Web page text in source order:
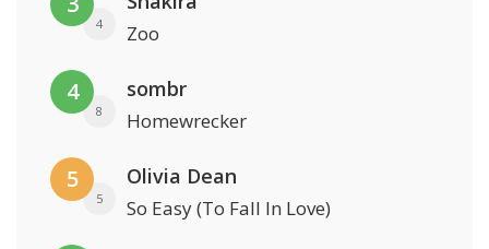
4 Zoo
4
8
sombr
Homewrecker
5
5
Olivia Dean
So Easy (To Fall In Love)